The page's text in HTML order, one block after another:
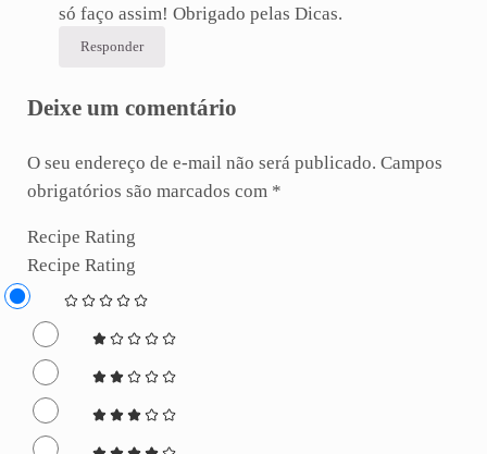
só faço assim! Obrigado pelas Dicas.
Responder
Deixe um comentário
O seu endereço de e-mail não será publicado. Campos
obrigatórios são marcados com *
Recipe Rating
Recipe Rating